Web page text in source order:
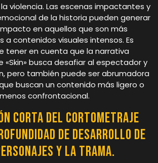
violencia. Las escenas impactantes y
de la historia pueden generar
en aquellos que son más
a contenidos visuales intensos. Es
tener en cuenta que la narrativa
«Skin» busca desafiar al espectador y
pero también puede ser abrumadora
buscan un contenido más ligero o
menos confrontacional.
corta del cortometraje
de desarrollo de
y la trama.